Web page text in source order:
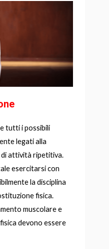
tutti i possibili
legati alla
attività ripetitiva.
esercitarsi con
la disciplina
fisica.
muscolare e
devono essere